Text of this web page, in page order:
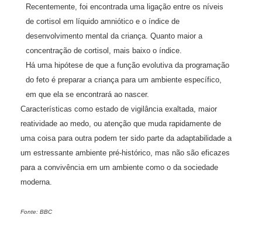
Recentemente, foi encontrada uma ligação entre os níveis
de cortisol em líquido amniótico e o índice de
desenvolvimento mental da criança. Quanto maior a
concentração de cortisol, mais baixo o índice.
Há uma hipótese de que a função evolutiva da programação
do feto é preparar a criança para um ambiente específico,
em que ela se encontrará ao nascer.
Características como estado de vigilância exaltada, maior
reatividade ao medo, ou atenção que muda rapidamente de
uma coisa para outra podem ter sido parte da adaptabilidade a
um estressante ambiente pré-histórico, mas não são eficazes
para a convivência em um ambiente como o da sociedade
moderna.
Fonte: BBC